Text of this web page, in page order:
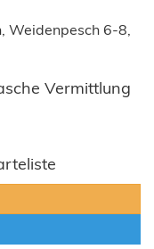
Weidenpesch 6-8,
Vermittlung